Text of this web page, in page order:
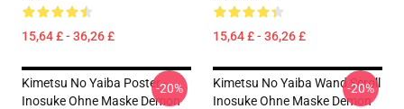
15,64 £ - 36,26 £ 15,64 £ - 36,26 £
Kimetsu No Yaiba Poster -
Inosuke Ohne Maske Demon
-20%
Kimetsu No Yaiba Wand Scroll
Inosuke Ohne Maske Demon
-20%